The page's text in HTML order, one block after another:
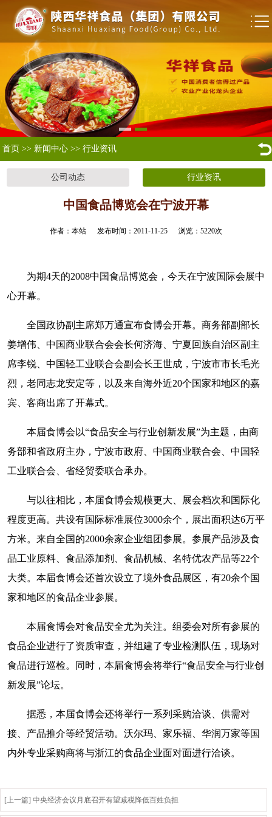
首页 >> 新闻中心 >> 行业资讯
公司动态 行业资讯
中国食品博览会在宁波开幕
作者：本站 发布时间：2011-11-25 浏览： 5220次
为期4天的2008中国食品博览会，今天在宁波国际会展中
心开幕。
全国政协副主席郑万通宣布食博会开幕。商务部副部长
姜增伟、中国商业联合会会长何济海、宁夏回族自治区副主
席李锐、中国轻工业联合会副会长王世成，宁波市市长毛光
烈，老同志龙安定等，以及来自海外近20个国家和地区的嘉
宾、客商出席了开幕式。
本届食博会以“食品安全与行业创新发展”为主题，由商
务部和省政府主办，宁波市政府、中国商业联合会、中国轻
工业联合会、省经贸委联合承办。
与以往相比，本届食博会规模更大、展会档次和国际化
程度更高。共设有国际标准展位3000余个，展出面积达6万平
方米。来自全国的2000余家企业组团参展。参展产品涉及食
品工业原料、食品添加剂、食品机械、名特优农产品等22个
大类。本届食博会还首次设立了境外食品展区，有20余个国
家和地区的食品企业参展。
本届食博会对食品安全尤为关注。组委会对所有参展的
食品企业进行了资质审查，并组建了专业检测队伍，现场对
食品进行巡检。同时，本届食博会将举行“食品安全与行业创
新发展”论坛。
据悉，本届食博会还将举行一系列采购洽谈、供需对
接、产品推介等经贸活动。沃尔玛、家乐福、华润万家等国
内外专业采购商将与浙江的食品企业面对面进行洽谈。
[上一篇] 中央经济会议月底召开有望减税降低百姓负担